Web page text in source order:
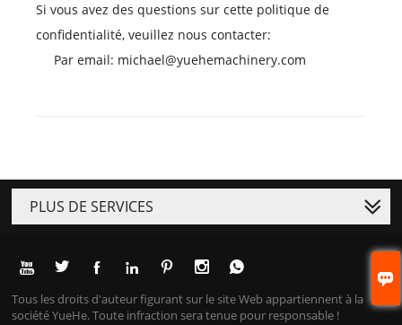

Si vous avez des questions sur cette politique de
confidentialité, veuillez nous contacter:
Par email: michael@yuehemachinery.com
PLUS DE SERVICES
      
Tous les droits d'auteur figurant sur le site Web appartiennent à la
société YueHe. Toute infraction sera tenue pour responsable !